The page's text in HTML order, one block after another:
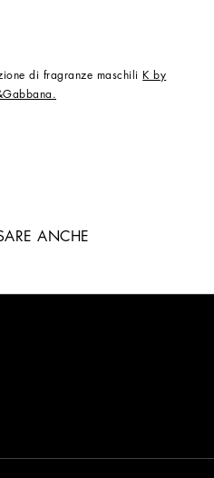
di fragranze maschili K by
ANCHE